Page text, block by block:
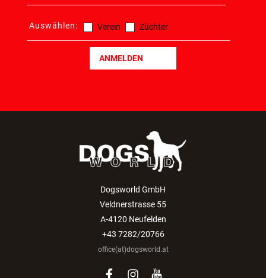
Auswählen: Verein Züchter
ANMELDEN
Dogsworld GmbH
Veldnerstrasse 55
A-4120 Neufelden
+43 7282/20766
office(at)dogsworld.at